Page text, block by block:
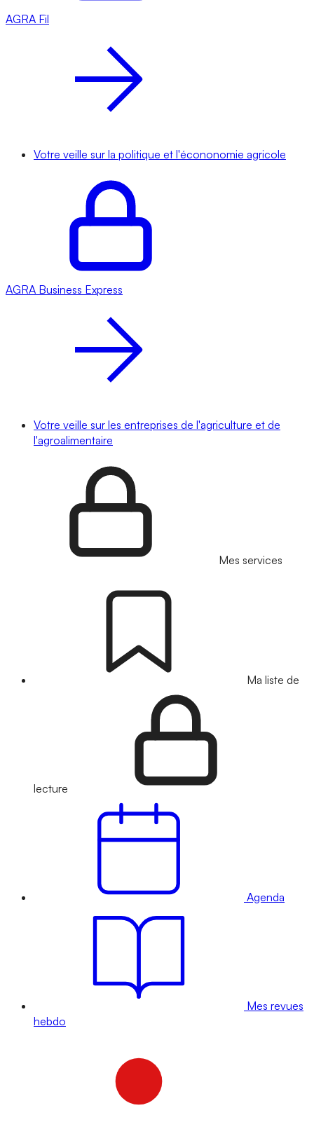
AGRA Fil
Votre veille sur la politique et l'écononomie agricole
AGRA Business Express
Votre veille sur les entreprises de l'agriculture et de
l'agroalimentaire
Mes services
Ma liste de
lecture
Agenda
Mes revues
hebdo